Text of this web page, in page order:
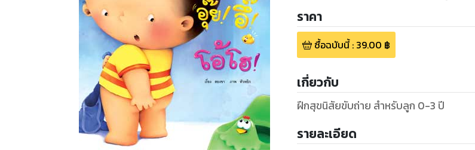
ราคา
ซื้อฉบับนี้: 39.00 ฿
เกี่ยวกับ
ฝึกสุขนิสัยขับถ่าย สำหรับลูก 0-3 ปี
รายละเอียด